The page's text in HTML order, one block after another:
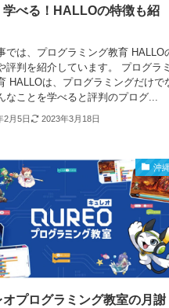
学べる！HALLOの特徴も紹
では、プログラミング教育 HALLO
評判を紹介しています。 プログラミ
HALLOは、プログラミングだけで
なことを学べると評判のプログ...
2月5日 2023年3月18日
沖縄
オプログラミング教室の月謝